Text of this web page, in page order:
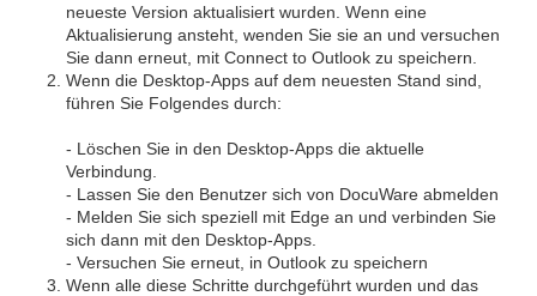
neueste Version aktualisiert wurden. Wenn eine
Aktualisierung ansteht, wenden Sie sie an und versuchen
Sie dann erneut, mit Connect to Outlook zu speichern.
Wenn die Desktop-Apps auf dem neuesten Stand sind,
führen Sie Folgendes durch:
- Löschen Sie in den Desktop-Apps die aktuelle
Verbindung.
- Lassen Sie den Benutzer sich von DocuWare abmelden
- Melden Sie sich speziell mit Edge an und verbinden Sie
sich dann mit den Desktop-Apps.
- Versuchen Sie erneut, in Outlook zu speichern
Wenn alle diese Schritte durchgeführt wurden und das